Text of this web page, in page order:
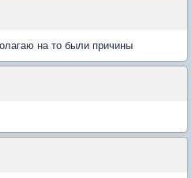
на то были причины